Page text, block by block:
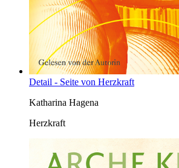
Detail - Seite von Herzkraft
Katharina Hagena
Herzkraft